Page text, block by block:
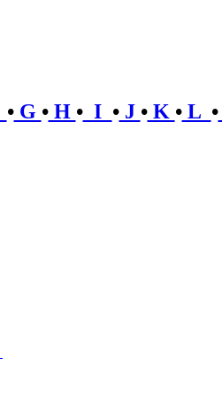
•G •H •I •J •K •L •